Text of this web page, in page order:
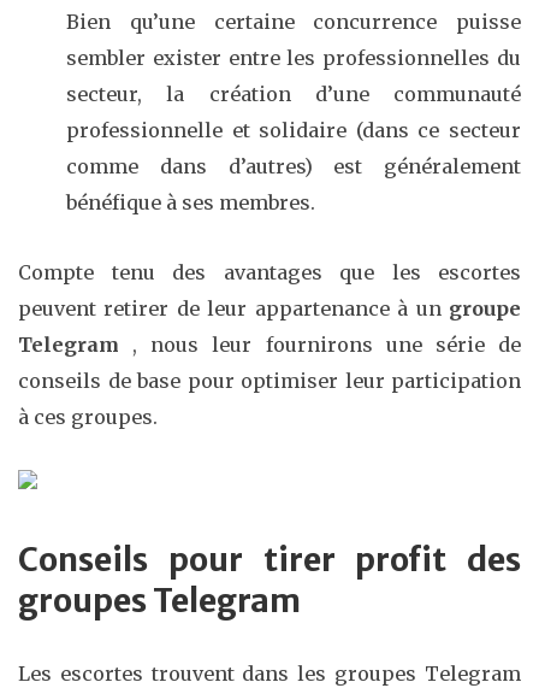
Bien qu’une certaine concurrence puisse
sembler exister entre les professionnelles du
secteur, la création d’une communauté
professionnelle et solidaire (dans ce secteur
comme dans d’autres) est généralement
bénéfique à ses membres.
Compte tenu des avantages que les escortes
peuvent retirer de leur appartenance à un groupe
Telegram , nous leur fournirons une série de
conseils de base pour optimiser leur participation
à ces groupes.
Conseils pour tirer profit des
groupes Telegram
Les escortes trouvent dans les groupes Telegram